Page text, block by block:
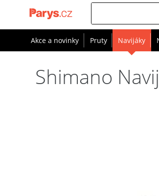
Akce a novinky Pruty Navijáky
Shimano